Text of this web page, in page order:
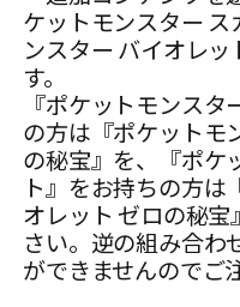
ケットモンスター
ンスター バイオレ
す。
『ポケットモンス
の方は『ポケットモ
の秘宝』を、『ポケ
ト』をお持ちの方は
オレット ゼロの秘
さい。逆の組み合わ
ができませんのでご